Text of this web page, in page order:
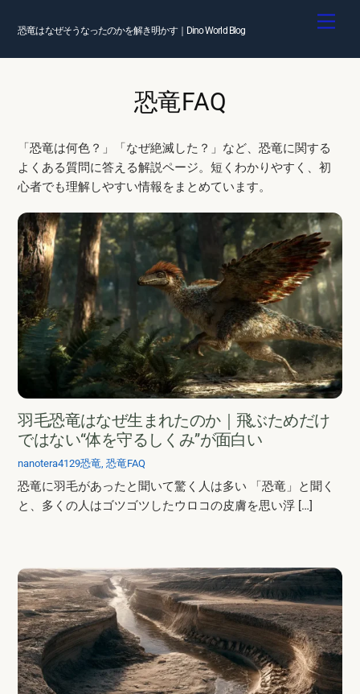
恐竜はなぜそうなったのかを解き明かす｜Dino World Blog
恐竜FAQ
「恐竜は何色？」「なぜ絶滅した？」など、恐竜に関する
よくある質問に答える解説ページ。短くわかりやすく、初
心者でも理解しやすい情報をまとめています。
羽毛恐竜はなぜ生まれたのか｜飛ぶためだけ
ではない“体を守るしくみ”が面白い
nanotera4129恐竜 ,恐竜FAQ
恐竜に羽毛があったと聞いて驚く人は多い 「恐竜」と聞く
と、多くの人はゴツゴツしたウロコの皮膚を思い浮 […]